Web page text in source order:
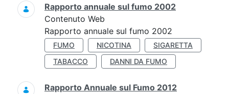
Rapporto annuale sul fumo 2002
Contenuto Web
Rapporto annuale sul fumo 2002
FUMO NICOTINA
SIGARETTA
TABACCO
DANNI DA FUMO
Rapporto Annuale sul Fumo 2012